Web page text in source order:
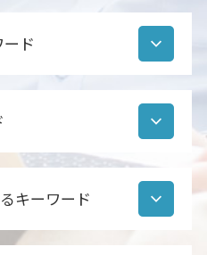
費用
士
書士
ド
書
キーワード